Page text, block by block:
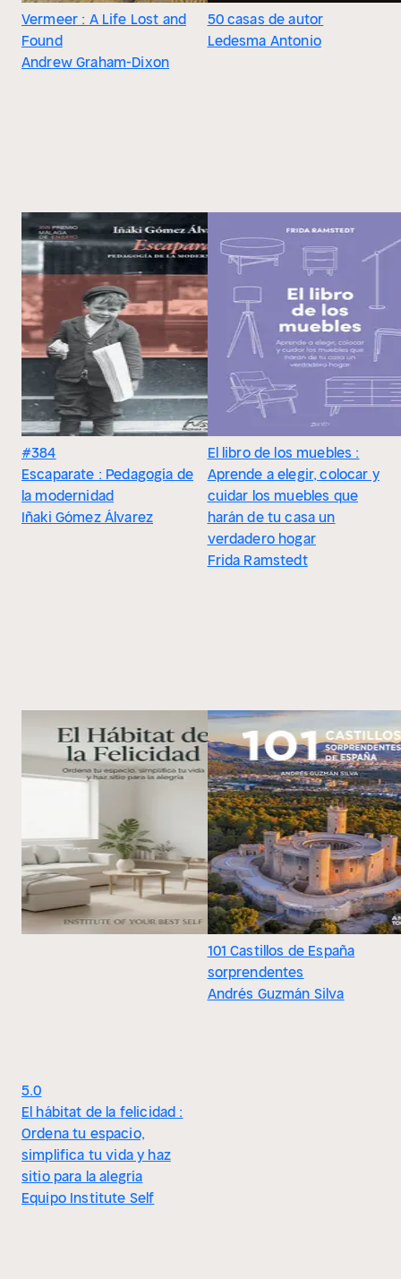
Vermeer : A Life Lost and
Found
Andrew Graham-Dixon
50 casas de autor
Ledesma Antonio
#384
Escaparate : Pedagogía de
la modernidad
Iñaki Gómez Álvarez
El libro de los muebles :
Aprende a elegir, colocar y
cuidar los muebles que
harán de tu casa un
verdadero hogar
Frida Ramstedt
5.0
El hábitat de la felicidad :
Ordena tu espacio,
simplifica tu vida y haz
sitio para la alegría
Equipo Institute Self
101 Castillos de España
sorprendentes
Andrés Guzmán Silva